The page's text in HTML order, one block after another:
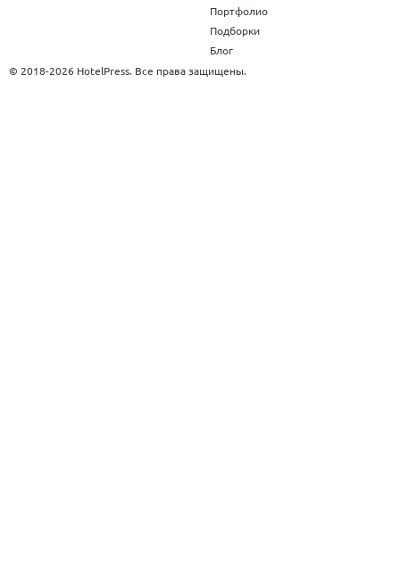
Портфолио
Подборки
Блог
© 2018-2026 HotelPress. Все права защищены.